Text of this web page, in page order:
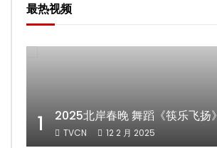
最热视频
1 2025北岸春晚 舞蹈《筷乐飞扬》
TVCN 12 2 月 2025